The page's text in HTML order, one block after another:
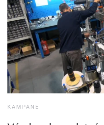
KAMPANE